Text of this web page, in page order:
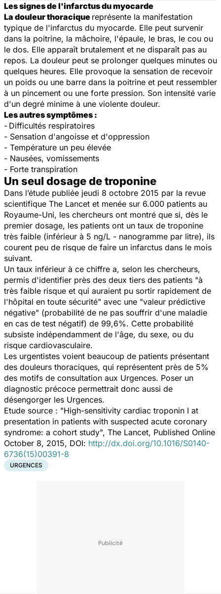
Les signes de l'infarctus du myocarde
La douleur thoracique représente la manifestation
typique de l'infarctus du myocarde. Elle peut survenir
dans la poitrine, la mâchoire, l'épaule, le bras, le cou ou
le dos. Elle apparaît brutalement et ne disparaît pas au
repos. La douleur peut se prolonger quelques minutes ou
quelques heures. Elle provoque la sensation de recevoir
un poids ou une barre dans la poitrine et peut ressembler
à un pincement ou une forte pression. Son intensité varie
d'un degré minime à une violente douleur.
Les autres symptômes :
- Difficultés respiratoires
- Sensation d'angoisse et d'oppression
- Température un peu élevée
- Nausées, vomissements
- Forte transpiration
Un seul dosage de troponine
Dans l’étude publiée jeudi 8 octobre 2015 par la revue
scientifique The Lancet et menée sur 6.000 patients au
Royaume-Uni, les chercheurs ont montré que si, dès le
premier dosage, les patients ont un taux de troponine
très faible (inférieur à 5 ng/L - nanogramme par litre), ils
courent peu de risque de faire un infarctus dans le mois
suivant.
Un taux inférieur à ce chiffre a, selon les chercheurs,
permis d'identifier près des deux tiers des patients "à
très faible risque et qui auraient pu sortir rapidement de
l'hôpital en toute sécurité" avec une "valeur prédictive
négative" (probabilité de ne pas souffrir d'une maladie
en cas de test négatif) de 99,6%. Cette probabilité
subsiste indépendamment de l'âge, du sexe, ou du
risque cardiovasculaire.
Les urgentistes voient beaucoup de patients présentant
des douleurs thoraciques, qui représentent près de 5%
des motifs de consultation aux Urgences. Poser un
diagnostic précoce permettrait donc aussi de
désengorger les Urgences.
Etude source : "High-sensitivity cardiac troponin I at
presentation in patients with suspected acute coronary
syndrome: a cohort study", The Lancet, Published Online
October 8, 2015, DOI: http://dx.doi.org/10.1016/S0140-
6736(15)00391-8
URGENCES